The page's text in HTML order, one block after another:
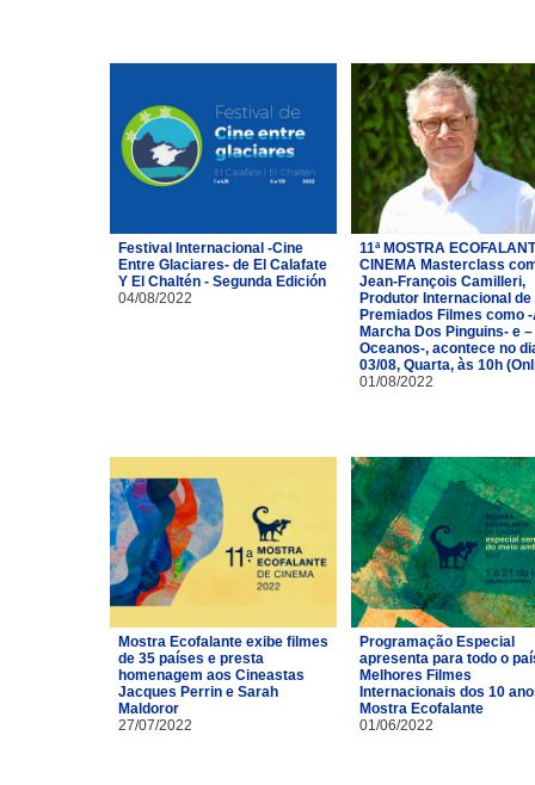
Festival Internacional -Cine
Entre Glaciares- de El Calafate
Y El Chaltén - Segunda Edición
04/08/2022
11ª MOSTRA
CINEMA Masterclass
Jean-François Camilleri,
Produtor Internacional de
Premiados Filmes como
Marcha Dos Pinguins- e –
Oceanos-, acontece no
03/08, Quarta, às 10h
01/08/2022
Mostra Ecofalante exibe filmes
de 35 países e presta
homenagem aos Cineastas
Jacques Perrin e Sarah
Maldoror
27/07/2022
Programação Especial
apresenta para todo o
Melhores Filmes
Internacionais dos 10
Mostra Ecofalante
01/06/2022